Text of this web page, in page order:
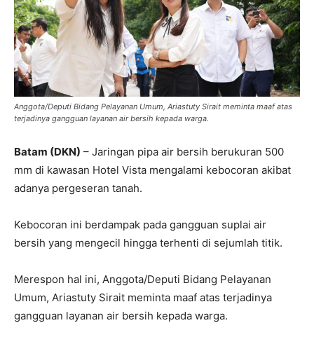
Anggota/Deputi Bidang Pelayanan Umum, Ariastuty Sirait meminta maaf atas
terjadinya gangguan layanan air bersih kepada warga.
Batam (DKN) – Jaringan pipa air bersih berukuran 500
mm di kawasan Hotel Vista mengalami kebocoran akibat
adanya pergeseran tanah.
Kebocoran ini berdampak pada gangguan suplai air
bersih yang mengecil hingga terhenti di sejumlah titik.
Merespon hal ini, Anggota/Deputi Bidang Pelayanan
Umum, Ariastuty Sirait meminta maaf atas terjadinya
gangguan layanan air bersih kepada warga.